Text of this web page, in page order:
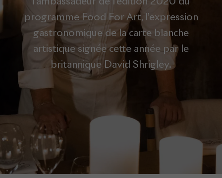
programme Food For Art, l’expression
gastronomique de la carte blanche
artistique signée cette année par le
britannique David Shrigley.